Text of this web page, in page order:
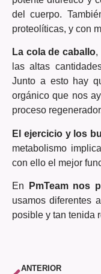
del cuerpo.
proteolíticas, y con
La cola de caballo,
las altas
Junto a esto hay
orgánico que nos
proceso
El ejercicio y los
metabolismo
con ello el mejor
En PmTeam nos
usamos diferentes
posible y tan tenida
ANTERIOR